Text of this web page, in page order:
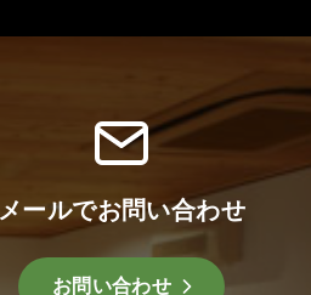
メールでお問い合わせ
お問い合わせ